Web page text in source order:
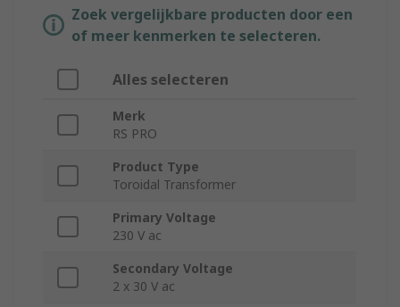
Zoek vergelijkbare producten door een
of meer kenmerken te selecteren.
Alles selecteren
Merk
RS PRO
Product Type
Toroidal Transformer
Primary Voltage
230 V ac
Secondary Voltage
2 x 30 V ac